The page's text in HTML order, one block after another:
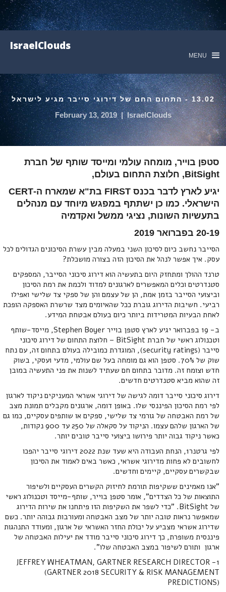
IsraelClouds
MENU
13.02 - התחום החם של דירוגי סייבר מגיע לישראל
IsraelClouds
|
February 13, 2019
סטפן בוייר, מומחה עולמי ומייסד שותף של חברת
BitSight, חלוצת התחום בעולם,
יגיע לארץ לדבר בכנס FIRST בת"א שמארח ה-CERT
הישראלי. כמו כן ישתתף במפגש מיוחד עם מנהלים
בתעשיות השונות, נציגי ממשל ואקדמיה
20-19 בפברואר 2019
הסייבר נחשב כיום לסיכון השני במעלה מבין עשרת הסיכונים הגדולים לכל
עסק. איך אפשר לנהל את הסיכון הזה בצורה מושכלת?
טרנד ההולך ומתחזק היום בתעשיה הוא דירוג סיכוני הסייבר, המספקים
סטנדרטים וכלים המאפשרים לארגונים למדוד ולכמת את רמת הסיכון
וביצועי הסייבר בזמן אמת, הן של עצמם והן של ספקי צד שלישי ואפילו
רביעי. חשיבות הדירוג גוברת ככל שהאיומים מצד שרשרת האספקה הופכת
לאחת הבעיות המטרידות ביותר כיום בעולם אבטחת המידע.
ב- 19 בפברואר יגיע לארץ סטפן בוייר Stephen Boyer, מייסד-שותף
וטכנולוג ראשי של חברת BitSight – חלוצת התחום של דירוג סיכוני
סייבר (security ratings), המוגדרת כמובילה בעולם בתחום זה, עם נתח
שוק של 70%. סטפן הוא גם מומחה בעל שם עולמי, מדעי ועסקי, בשוק
חדש וצומח זה. מדובר בתחום חם שעתיד לשנות את פני התעשיה במובן
זה שהוא מביא סטנדרטים חדשים.
דירוג סיכוני סייבר דומה לגישה של דירוגי אשראי המעניקים ניקוד לארגון
לפי רמת הסיכון הפיננסי שלו. באופן דומה, ארגונים מקבלים תמונת מצב
של רמת האבטחה של גורמי צד שלישי, ספקים או שותפים עסקיים, כמו גם
של הארגון שלהם עצמו. הניקוד על סקאלה של 250 עד 900 נקודות,
כאשר ניקוד גבוה יותר פירושו ביצועי סייבר טובים יותר.
לפי גרטנר1, הנחת העבודה היא שעד שנת 2022 דירוגי סייבר יהפכו
לחשובים לא פחות מדירוגי אשראי, כאשר באים לאמוד את הסיכון
שבקשרים עסקיים, קיימים וחדשים.
"אנו מאמינים ששקיפות תורמת לחיזוק הקשרים העסקיים ולשיפור
התוצאות של כל הצדדים", אומר סטפן בוייר, שותף-מייסד וטכנולוג ראשי
של BitSight. "כדי לשפר את השקיפות הזו פיתחנו את שירות הדירוג
שמאפשר נראות טובה יותר של מצב האבטחה ומעורבות גבוהה יותר. כשם
שדירוג אשראי מצביע על יכולת החזר האשראי של ארגון, ומעודד התנהגות
פיננסית משופרת, כך דירוג סיכוני סייבר מודד את יעילות האבטחה של
ארגון ותורם לשיפור במצב האבטחה שלו".
1- JEFFREY WHEATMAN, GARTNER RESEARCH DIRECTOR
(GARTNER 2018 SECURITY & RISK MANAGEMENT
PREDICTIONS)